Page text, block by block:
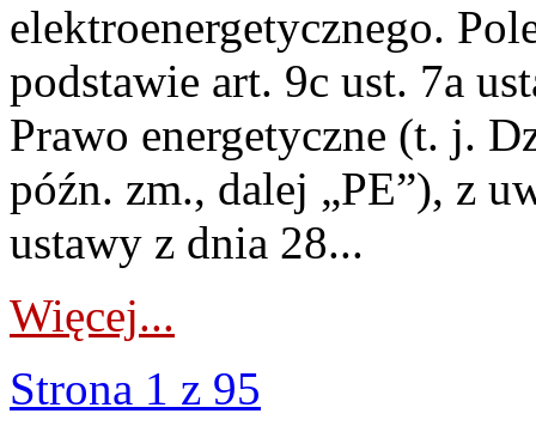
elektroenergetycznego.
podstawie art. 9c ust. 7a
Prawo energetyczne (t. j.
późn. zm., dalej „PE”), z
ustawy z dnia 28...
Więcej...
Strona 1 z 95